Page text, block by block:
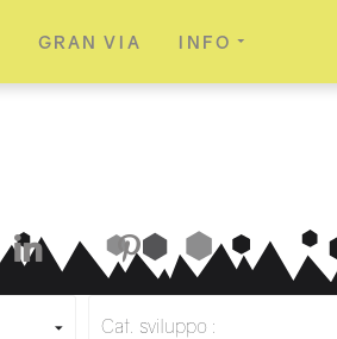
GRAN VIA INFO
LinkedIn Pinterest
Cat. sviluppo :